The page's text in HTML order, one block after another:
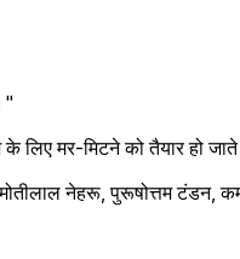
लिए मर-मिटने को तैयार हो
नेहरू, पुरूषोत्तम टंडन,